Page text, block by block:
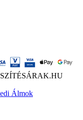
Álmok